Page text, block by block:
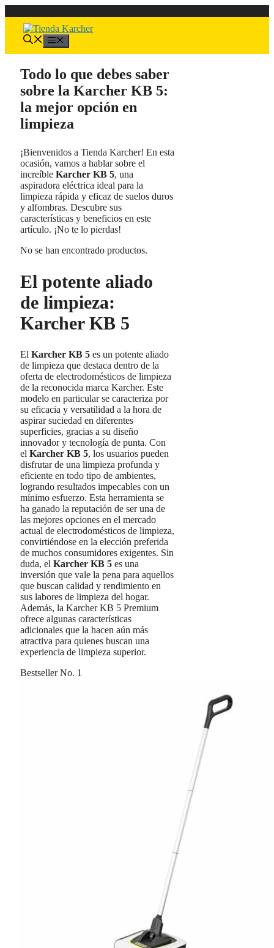
al
contenido
Todo lo que debes saber
sobre la Karcher KB 5:
la mejor opción en
limpieza
¡Bienvenidos a Tienda Karcher! En esta
ocasión, vamos a hablar sobre el
increíble Karcher KB 5, una
aspiradora eléctrica ideal para la
limpieza rápida y eficaz de suelos duros
y alfombras. Descubre sus
características y beneficios en este
artículo. ¡No te lo pierdas!
No se han encontrado productos.
El potente aliado
de limpieza:
Karcher KB 5
El Karcher KB 5 es un potente aliado
de limpieza que destaca dentro de la
oferta de electrodomésticos de limpieza
de la reconocida marca Karcher. Este
modelo en particular se caracteriza por
su eficacia y versatilidad a la hora de
aspirar suciedad en diferentes
superficies, gracias a su diseño
innovador y tecnología de punta. Con
el Karcher KB 5, los usuarios pueden
disfrutar de una limpieza profunda y
eficiente en todo tipo de ambientes,
logrando resultados impecables con un
mínimo esfuerzo. Esta herramienta se
ha ganado la reputación de ser una de
las mejores opciones en el mercado
actual de electrodomésticos de limpieza,
convirtiéndose en la elección preferida
de muchos consumidores exigentes. Sin
duda, el Karcher KB 5 es una
inversión que vale la pena para aquellos
que buscan calidad y rendimiento en
sus labores de limpieza del hogar.
Además, la Karcher KB 5 Premium
ofrece algunas características
adicionales que la hacen aún más
atractiva para quienes buscan una
experiencia de limpieza superior.
Bestseller No. 1